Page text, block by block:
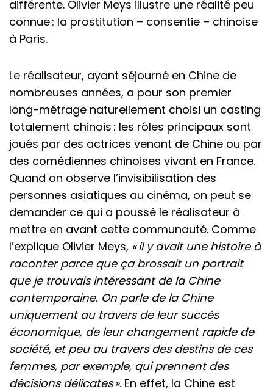
différente. Olivier Meys illustre une réalité peu
connue : la prostitution – consentie – chinoise
à Paris.
Le réalisateur, ayant séjourné en Chine de
nombreuses années, a pour son premier
long-métrage naturellement choisi un casting
totalement chinois : les rôles principaux sont
joués par des actrices venant de Chine ou par
des comédiennes chinoises vivant en France.
Quand on observe l’invisibilisation des
personnes asiatiques au cinéma, on peut se
demander ce qui a poussé le réalisateur à
mettre en avant cette communauté. Comme
l’explique Olivier Meys, « il y avait une histoire à
raconter parce que ça brossait un portrait
que je trouvais intéressant de la Chine
contemporaine. On parle de la Chine
uniquement au travers de leur succès
économique, de leur changement rapide de
société, et peu au travers des destins de ces
femmes, par exemple, qui prennent des
décisions délicates ». En effet, la Chine est